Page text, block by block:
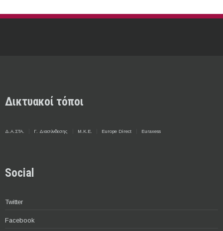
Δικτυακοί τόποι
Δ.Α.ΣΤΑ. Γ. Διασύνδεσης Μ.Κ.Ε. Europe Direct Euraxess
Social
Twitter
Facebook